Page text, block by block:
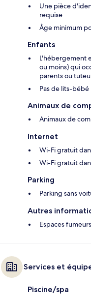
Une pièce
requise
Âge minimum
Enfants
L'hébergement
ou moins) qui
parents ou
Pas de lits-bébé
Animaux de
Animaux de
Internet
Wi-Fi gratuit
Wi-Fi gratuit
Parking
Parking sans
Autres
Espaces
Services et
Piscine/spa